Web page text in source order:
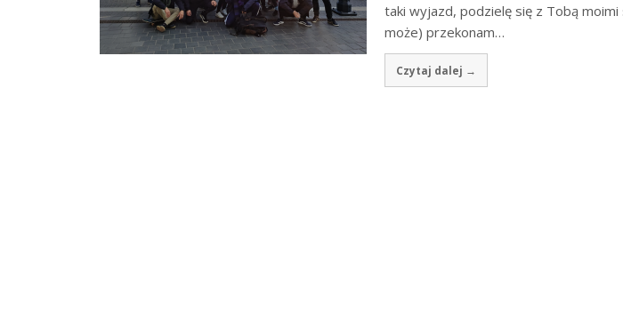
taki wyjazd, podzielę się z Tobą
może) przekonam…
Czytaj dalej →